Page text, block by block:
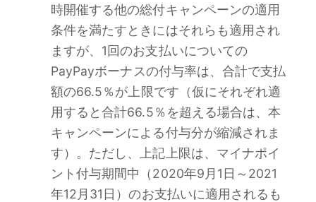
時開催する他の総付キャンペーンの適用
条件を満たすときにはそれらも適用され
ますが、1回のお支払いについての
PayPayボーナスの付与率は、合計で支払
額の66.5％が上限です（仮にそれぞれ適
用すると合計66.5％を超える場合は、本
キャンペーンによる付与分が縮減されま
す）。ただし、上記上限は、マイナポイ
ント付与期間中（2020年9月1日～2021
年12月31日）のお支払いに適用されるも